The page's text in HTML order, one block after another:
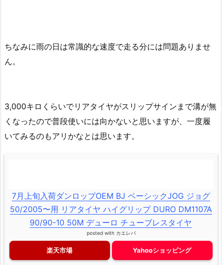
ちなみに雨の日は常識的な速度で走る分には問題ありませ
ん。
3,000キロくらいでリアタイヤがスリップサインまで溝が無
くなったので普段使いには向かないと思いますが、一度履
いてみるのもアリかなとは思います。
7月上旬入荷ダンロップOEM BJ ベーシックJOG ジョグ
50/2005〜用 リアタイヤ ハイグリップ DURO DM1107A
90/90-10 50M デューロ チューブレスタイヤ
posted with カエレバ
楽天市場 Yahooショッピング